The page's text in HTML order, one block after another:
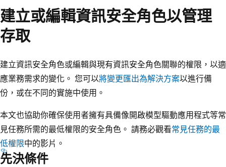
建立或編輯資訊安全角色以管理
存取
建立資訊安全角色或編輯與現有資訊安全角色關聯的權限，以適
應業務需求的變化。 您可以將變更匯出為解決方案以進行備
份，或在不同的實施中使用。
本文也協助你確保使用者擁有具備像開啟模型驅動應用程式等常
見任務所需的最低權限的安全角色。 請務必觀看常見任務的最
低權限中的影片。
先決條件